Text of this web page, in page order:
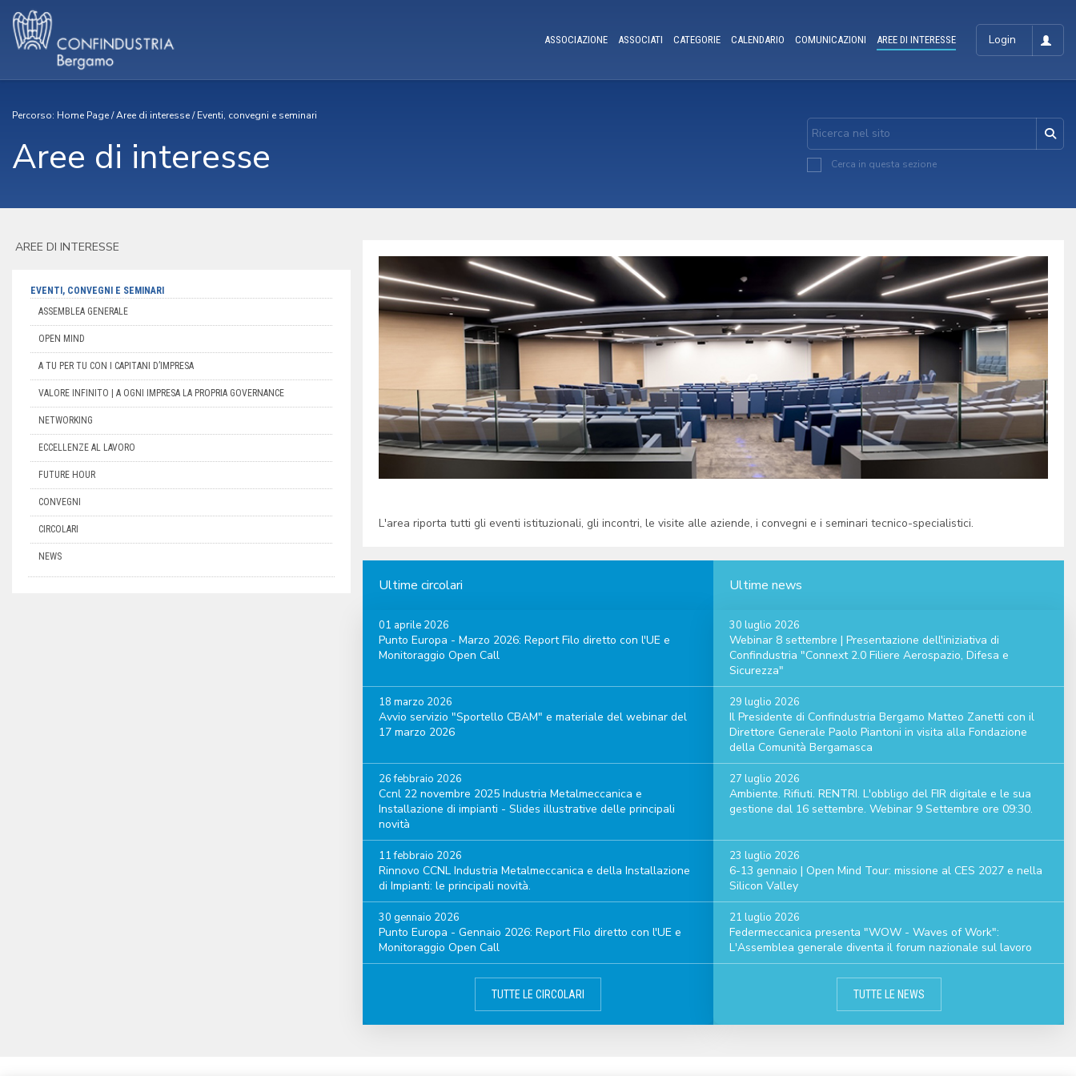
Login
ASSOCIAZIONE ASSOCIATI CATEGORIE CALENDARIO COMUNICAZIONI AREE DI INTERESSE
Percorso: Home Page/Aree di interesse/Eventi, convegni e seminari
Aree di interesse Cerca in questa sezione
AREE DI INTERESSE
EVENTI, CONVEGNI E SEMINARI
ASSEMBLEA GENERALE
OPEN MIND
A TU PER TU CON I CAPITANI D’IMPRESA
VALORE INFINITO | A OGNI IMPRESA LA PROPRIA GOVERNANCE
NETWORKING
ECCELLENZE AL LAVORO
FUTURE HOUR
CONVEGNI
CIRCOLARI
NEWS
L'area riporta tutti gli eventi istituzionali, gli incontri, le visite alle aziende, i convegni e i seminari tecnico-specialistici.
Ultime circolari
01 aprile 2026
Punto Europa - Marzo 2026: Report Filo diretto con l'UE e
Monitoraggio Open Call
18 marzo 2026
Avvio servizio "Sportello CBAM" e materiale del webinar del
17 marzo 2026
26 febbraio 2026
Ccnl 22 novembre 2025 Industria Metalmeccanica e
Installazione di impianti - Slides illustrative delle principali
novità
11 febbraio 2026
Rinnovo CCNL Industria Metalmeccanica e della Installazione
di Impianti: le principali novità.
30 gennaio 2026
Punto Europa - Gennaio 2026: Report Filo diretto con l'UE e
Monitoraggio Open Call
TUTTE LE CIRCOLARI
Ultime news
30 luglio 2026
Webinar 8 settembre | Presentazione dell'iniziativa di
Confindustria "Connext 2.0 Filiere Aerospazio, Difesa e
Sicurezza"
29 luglio 2026
Il Presidente di Confindustria Bergamo Matteo Zanetti con il
Direttore Generale Paolo Piantoni in visita alla Fondazione
della Comunità Bergamasca
27 luglio 2026
Ambiente. Rifiuti. RENTRI. L'obbligo del FIR digitale e le sua
gestione dal 16 settembre. Webinar 9 Settembre ore 09:30.
23 luglio 2026
6-13 gennaio | Open Mind Tour: missione al CES 2027 e nella
Silicon Valley
21 luglio 2026
Federmeccanica presenta "WOW - Waves of Work":
L'Assemblea generale diventa il forum nazionale sul lavoro
TUTTE LE NEWS